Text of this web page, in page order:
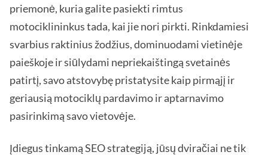
priemonė, kuria galite pasiekti rimtus
motociklininkus tada, kai jie nori pirkti. Rinkdamiesi
svarbius raktinius žodžius, dominuodami vietinėje
paieškoje ir siūlydami nepriekaištingą svetainės
patirtį, savo atstovybę pristatysite kaip pirmąjį ir
geriausią motociklų pardavimo ir aptarnavimo
pasirinkimą savo vietovėje.
Įdiegus tinkamą SEO strategiją, jūsų dviračiai ne tik